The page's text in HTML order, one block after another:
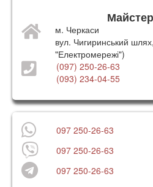
м. Черкаси
вул. Чигиринський
"Електромережі")
(097) 250-26-63
(093) 234-04-55
097 250-26-63
097 250-26-63
097 250-26-63